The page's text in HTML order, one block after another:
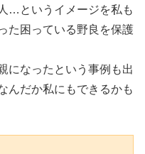
…というイメージを私も
た困っている野良を保護
になったという事例も出
んだか私にもできるかも